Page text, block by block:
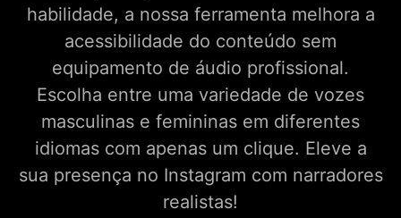
habilidade, a nossa ferramenta melhora a
acessibilidade do conteúdo sem
equipamento de áudio profissional.
Escolha entre uma variedade de vozes
masculinas e femininas em diferentes
idiomas com apenas um clique. Eleve a
sua presença no Instagram com narradores
realistas!